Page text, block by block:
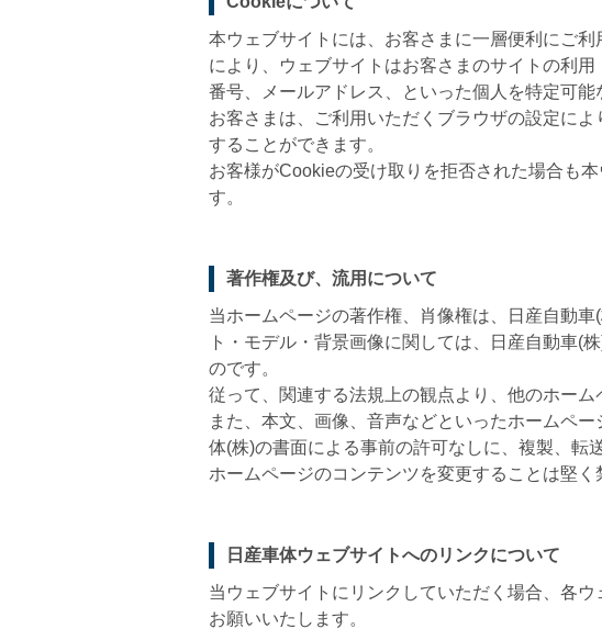
本ウェブサイトには、お客さまに一層便利にご
により、ウェブサイトはお客さまのサイトの利
番号、メールアドレス、といった個人を特定可能
お客さまは、ご利用いただくブラウザの設定に
することができます。
お客様がCookieの受け取りを拒否された場合も
す。
著作権及び、流用について
当ホームページの著作権、肖像権は、日産自動
ト・モデル・背景画像に関しては、日産自動車(
のです。
従って、関連する法規上の観点より、他のホー
また、本文、画像、音声などといったホームペ
体(株)の書面による事前の許可なしに、複製、転
ホームページのコンテンツを変更することは堅
日産車体ウェブサイトへのリンクについて
当ウェブサイトにリンクしていただく場合、各
お願いいたします。